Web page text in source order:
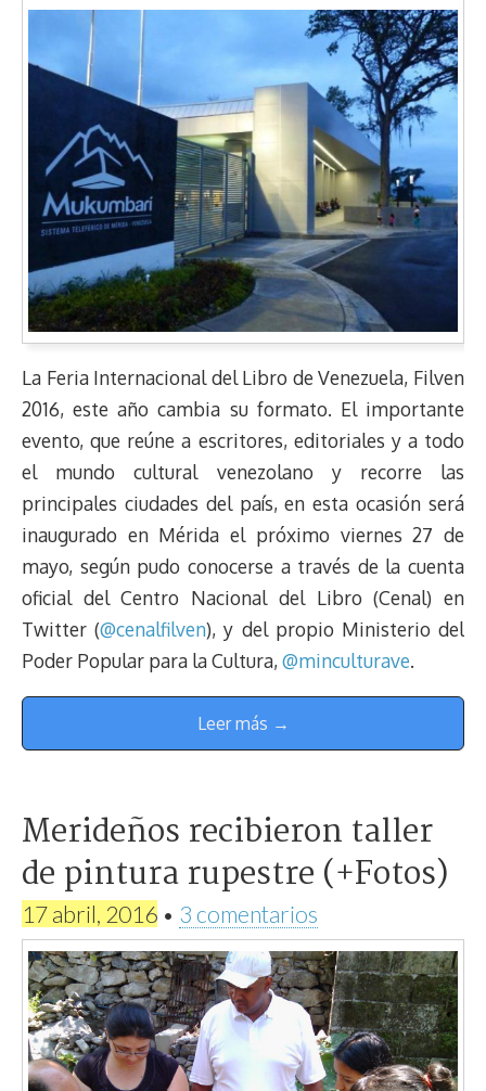
La Feria Internacional del Libro de Venezuela, Filven
2016, este año cambia su formato. El importante
evento, que reúne a escritores, editoriales y a todo
el mundo cultural venezolano y recorre las
principales ciudades del país, en esta ocasión será
inaugurado en Mérida el próximo viernes 27 de
mayo, según pudo conocerse a través de la cuenta
oficial del Centro Nacional del Libro (Cenal) en
Twitter (@cenalfilven), y del propio Ministerio del
Poder Popular para la Cultura,@minculturave.
Leer más →
Merideños recibieron taller
de pintura rupestre (+Fotos)
17 abril, 2016 • 3 comentarios